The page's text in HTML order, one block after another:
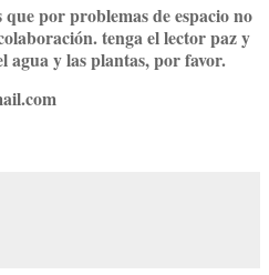
por problemas de espacio no
tenga el lector paz y
agua y las plantas, por favor.